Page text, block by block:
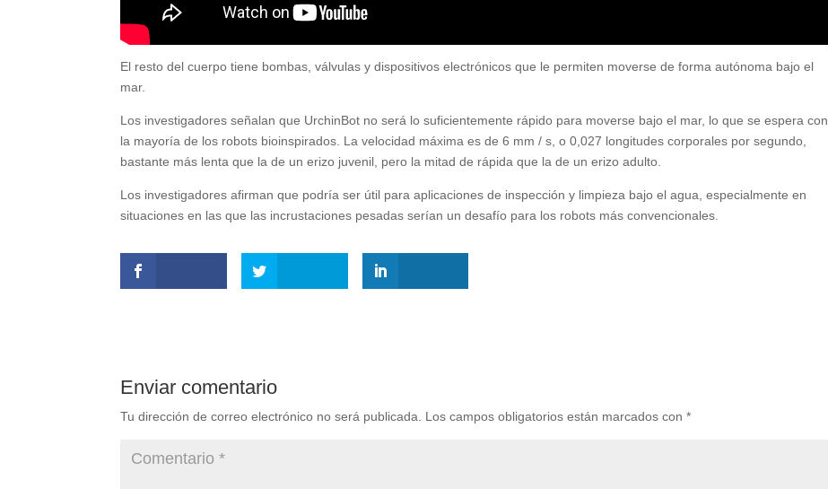
El resto del cuerpo tiene bombas, válvulas y dispositivos electrónicos que le permiten moverse de forma autónoma bajo el
mar.
Los investigadores señalan que UrchinBot no será lo suficientemente rápido para moverse bajo el mar, lo que se espera con
la mayoría de los robots bioinspirados. La velocidad máxima es de 6 mm / s, o 0,027 longitudes corporales por segundo,
bastante más lenta que la de un erizo juvenil, pero la mitad de rápida que la de un erizo adulto.
Los investigadores afirman que podría ser útil para aplicaciones de inspección y limpieza bajo el agua, especialmente en
situaciones en las que las incrustaciones pesadas serían un desafío para los robots más convencionales.
Enviar comentario
Tu dirección de correo electrónico no será publicada. Los campos obligatorios están marcados con*